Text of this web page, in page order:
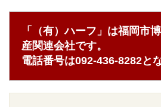
「（有）ハーフ」は福岡市
産関連会社です。
電話番号は092-436-8282と